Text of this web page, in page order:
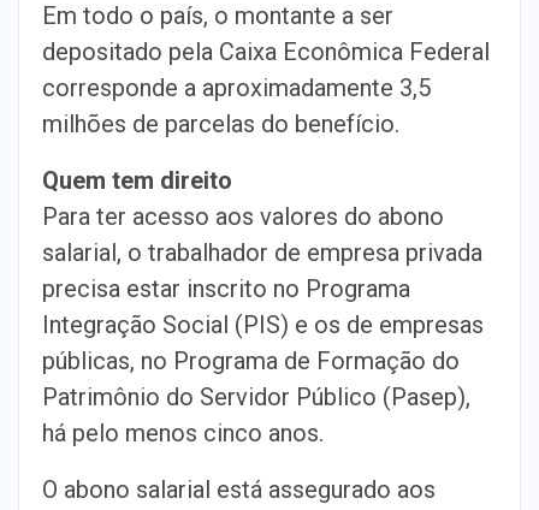
Em todo o país, o montante a ser
depositado pela Caixa Econômica Federal
corresponde a aproximadamente 3,5
milhões de parcelas do benefício.
Quem tem direito
Para ter acesso aos valores do abono
salarial, o trabalhador de empresa privada
precisa estar inscrito no Programa
Integração Social (PIS) e os de empresas
públicas, no Programa de Formação do
Patrimônio do Servidor Público (Pasep),
há pelo menos cinco anos.
O abono salarial está assegurado aos